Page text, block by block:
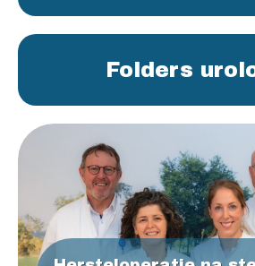
Folders